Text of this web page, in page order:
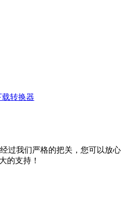
过我们严格的把关，您可以放心
的支持！